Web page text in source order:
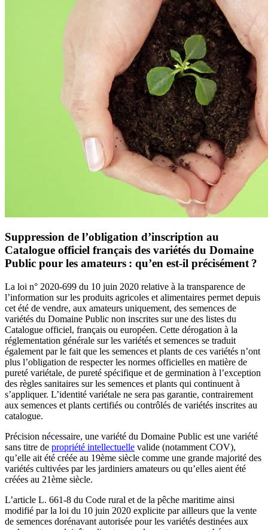
Suppression de l’obligation d’inscription au
Catalogue officiel français des variétés du Domaine
Public pour les amateurs : qu’en est-il précisément ?
La loi n° 2020-699 du 10 juin 2020 relative à la transparence de
l’information sur les produits agricoles et alimentaires permet depuis
cet été de vendre, aux amateurs uniquement, des semences de
variétés du Domaine Public non inscrites sur une des listes du
Catalogue officiel, français ou européen. Cette dérogation à la
réglementation générale sur les variétés et semences se traduit
également par le fait que les semences et plants de ces variétés n’ont
plus l’obligation de respecter les normes officielles en matière de
pureté variétale, de pureté spécifique et de germination à l’exception
des règles sanitaires sur les semences et plants qui continuent à
s’appliquer. L’identité variétale ne sera pas garantie, contrairement
aux semences et plants certifiés ou contrôlés de variétés inscrites au
catalogue.
Précision nécessaire, une variété du Domaine Public est une variété
sans titre de propriété intellectuelle valide (notamment COV),
qu’elle ait été créée au 19ème siècle comme une grande majorité des
variétés cultivées par les jardiniers amateurs ou qu’elles aient été
créées au 21ème siècle.
L’article L. 661-8 du Code rural et de la pêche maritime ainsi
modifié par la loi du 10 juin 2020 explicite par ailleurs que la vente
de semences dorénavant autorisée pour les variétés destinées aux